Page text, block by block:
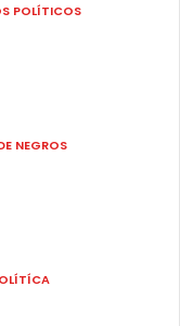
POLÍTICOS
NEGROS